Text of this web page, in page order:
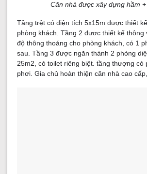
Căn nhà được xây dựng hầm
Tầng trệt có diện tích 5x15m được thiết
phòng khách. Tầng 2 được thiết kế thông
độ thông thoáng cho phòng khách, có 1
sau. Tầng 3 được ngăn thành 2 phòng
25m2, có toilet riêng biệt. tầng thượng có
phơi. Gia chủ hoàn thiện căn nhà cao